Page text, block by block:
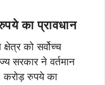
का प्रावधान
को सर्वोच्च
सरकार ने वर्तमान
करोड़ रुपये का